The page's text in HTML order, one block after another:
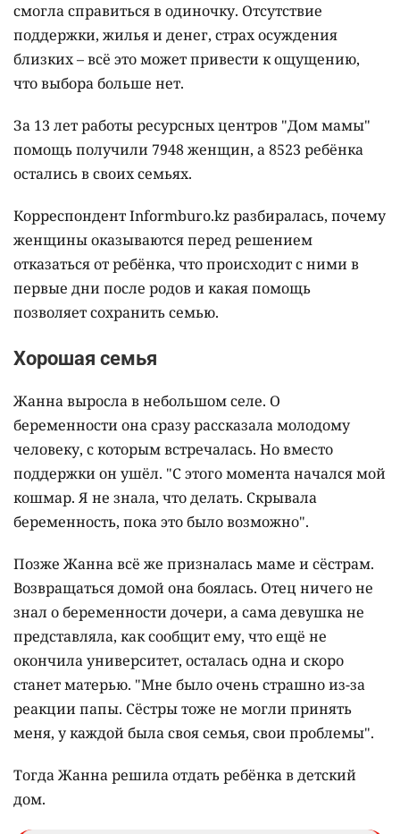
смогла справиться в одиночку. Отсутствие
поддержки, жилья и денег, страх осуждения
близких – всё это может привести к ощущению,
что выбора больше нет.
За 13 лет работы ресурсных центров "Дом мамы"
помощь получили 7948 женщин, а 8523 ребёнка
остались в своих семьях.
Корреспондент Informburo.kz разбиралась, почему
женщины оказываются перед решением
отказаться от ребёнка, что происходит с ними в
первые дни после родов и какая помощь
позволяет сохранить семью.
Хорошая семья
Жанна выросла в небольшом селе. О
беременности она сразу рассказала молодому
человеку, с которым встречалась. Но вместо
поддержки он ушёл. "С этого момента начался мой
кошмар. Я не знала, что делать. Скрывала
беременность, пока это было возможно".
Позже Жанна всё же призналась маме и сёстрам.
Возвращаться домой она боялась. Отец ничего не
знал о беременности дочери, а сама девушка не
представляла, как сообщит ему, что ещё не
окончила университет, осталась одна и скоро
станет матерью. "Мне было очень страшно из-за
реакции папы. Сёстры тоже не могли принять
меня, у каждой была своя семья, свои проблемы".
Тогда Жанна решила отдать ребёнка в детский
дом.